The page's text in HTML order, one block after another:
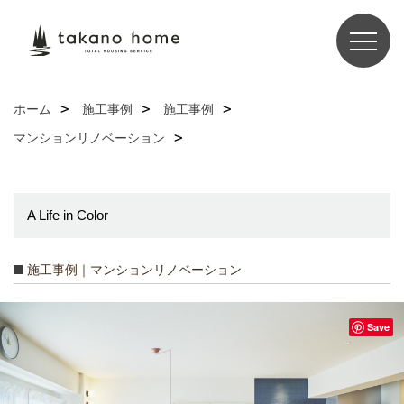
ホーム 施工事例
施工事例
マンションリノベーション
A Life in Color
施工事例｜マンションリノベーション
Save